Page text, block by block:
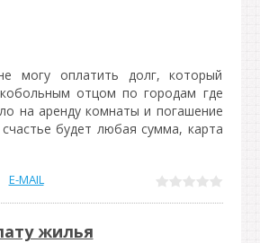
могу оплатить долг, который
отцом по городам где
на аренду комнаты и погашение
будет любая сумма, карта
E-MAIL
жилья